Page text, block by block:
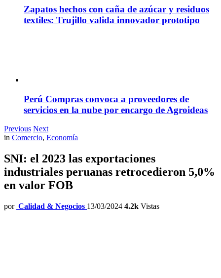
Zapatos hechos con caña de azúcar y residuos
textiles: Trujillo valida innovador prototipo
Perú Compras convoca a proveedores de
servicios en la nube por encargo de Agroideas
Previous Next
in Comercio, Economía
SNI: el 2023 las exportaciones
industriales peruanas retrocedieron 5,0%
en valor FOB
por Calidad & Negocios 13/03/2024 4.2k Vistas